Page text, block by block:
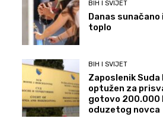
BIH I SVIJET
Danas sunačano
toplo
BIH I SVIJET
Zaposlenik Suda
optužen za
gotovo 200.000
oduzetog novca